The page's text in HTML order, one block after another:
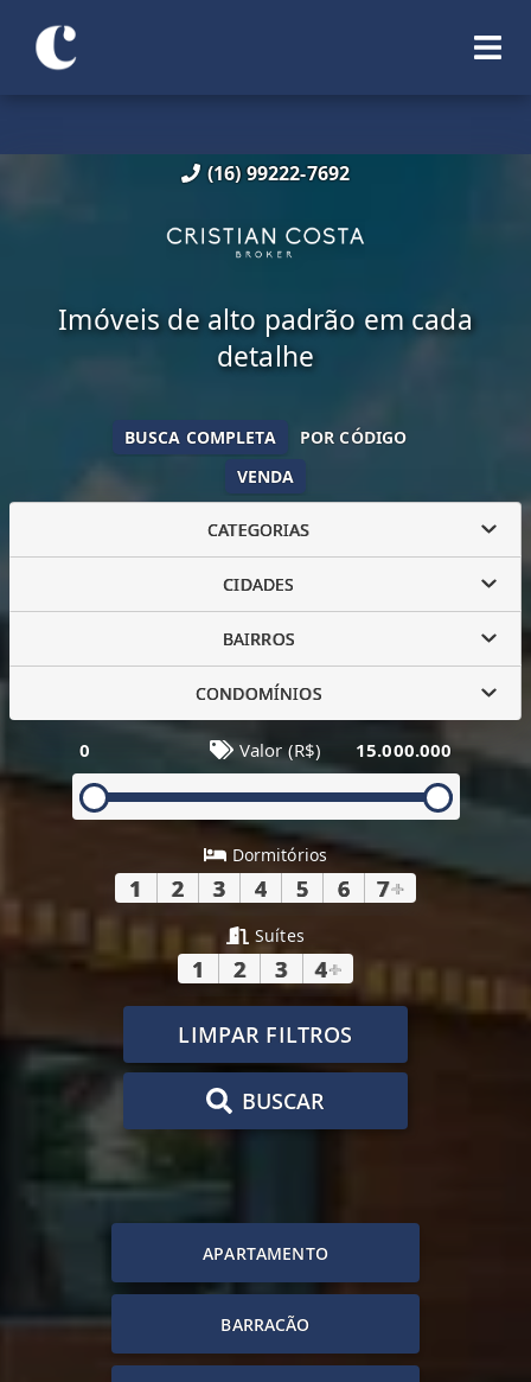
(16) 99222-7692
Imóveis de alto padrão em cada
detalhe
VENDA
BUSCA COMPLETA POR CÓDIGO
CATEGORIAS
CIDADES
BAIRROS
CONDOMÍNIOS
0 Valor (R$) 15.000.000
Dormitórios
1 2 3 4 5 6 7+
Suítes
1 2 3 4+
LIMPAR FILTROS
BUSCAR
APARTAMENTO
BARRACÃO